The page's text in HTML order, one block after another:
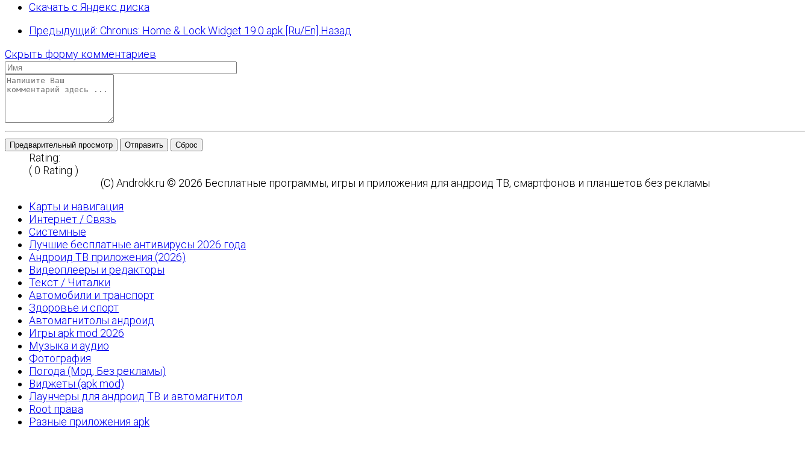
Скачать с Яндекс диска
Предыдущий: Chronus: Home & Lock Widget 19.0 apk [Ru/En] Назад
Скрыть форму комментариев
Предварительный просмотр Отправить Сброс
Rating:
( 0 Rating )
(C) Androkk.ru © 2026 Бесплатные программы, игры и приложения для андроид ТВ, смартфонов и планшетов без рекламы
Карты и навигация
Интернет / Связь
Системные
Лучшие бесплатные антивирусы 2026 года
Андроид ТВ приложения (2026)
Видеоплееры и редакторы
Текст / Читалки
Автомобили и транспорт
Здоровье и спорт
Автомагнитолы андроид
Игры apk mod 2026
Музыка и аудио
Фотография
Погода (Мод, Без рекламы)
Виджеты (apk mod)
Лаунчеры для андроид ТВ и автомагнитол
Root права
Разные приложения apk